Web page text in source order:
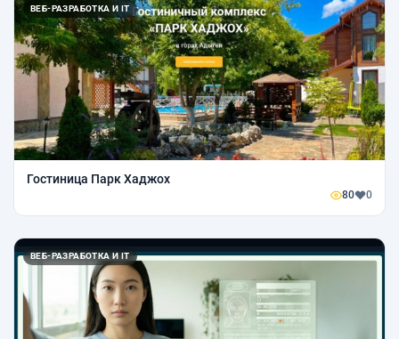
ВЕБ-РАЗРАБОТКА И IT
Гостиница Парк Хаджох
80 0
ВЕБ-РАЗРАБОТКА И IT